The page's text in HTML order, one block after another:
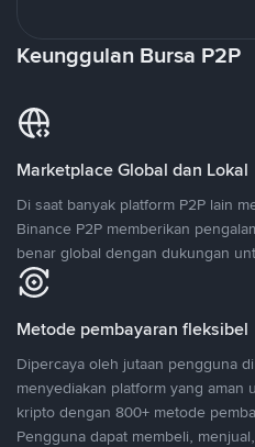
Keunggulan Bursa P2P
Marketplace Global dan Lokal
Di saat banyak platform P2P lain
Binance P2P memberikan
benar global dengan dukungan
Metode pembayaran fleksibel
Dipercaya oleh jutaan pengguna
menyediakan platform yang aman
kripto dengan 800+ metode
Pengguna dapat membeli,